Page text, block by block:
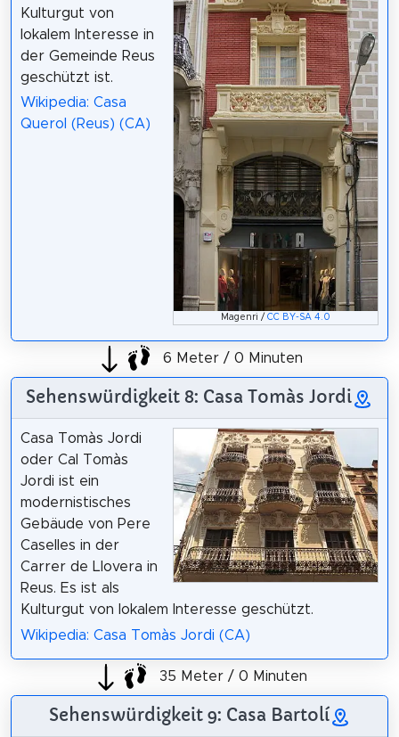
Magenri /CC BY-SA 4.0
Kulturgut von
lokalem Interesse in
der Gemeinde Reus
geschützt ist.
Wikipedia: Casa
Querol (Reus) (CA)
6 Meter / 0 Minuten
Sehenswürdigkeit 8: Casa Tomàs Jordi
Casa Tomàs Jordi
oder Cal Tomàs
Jordi ist ein
modernistisches
Gebäude von Pere
Caselles in der
Carrer de Llovera in
Reus. Es ist als
Kulturgut von lokalem Interesse geschützt.
Wikipedia: Casa Tomàs Jordi (CA)
35 Meter / 0 Minuten
Sehenswürdigkeit 9: Casa Bartolí